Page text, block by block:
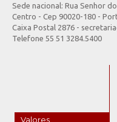
Sede nacional: Rua Senhor
Centro - Cep 90020-180 -
Caixa Postal 2876 -
Telefone 55 51 3284.5400
Valores